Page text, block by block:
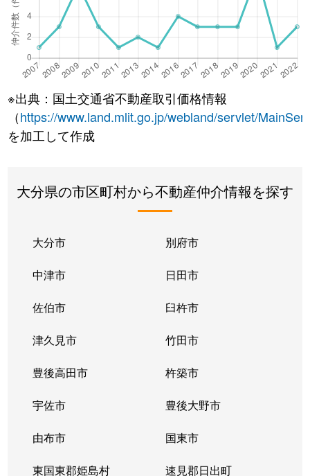
※出典：国土交通省不動産取引価格情報
（https://www.land.mlit.go.jp/webland/servlet/
を加工して作成
大分県の市区町村から不動産仲介情報を探す
大分市 別府市
中津市 日田市
佐伯市 臼杵市
津久見市 竹田市
豊後高田市 杵築市
宇佐市 豊後大野市
由布市 国東市
東国東郡姫島村 速見郡日出町